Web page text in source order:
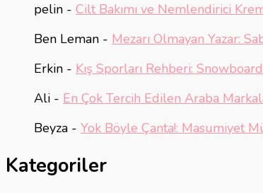
pelin - Cilt Bakımı ve Nemlendirici
Ben Leman - Mezarı Olmayan Yazar:
Erkin - Kış Sporları Rehberi:
Ali - En Çok Tercih Edilen Araba
Beyza - Yok Böyle Çanta!: Masumiyet
Kategoriler